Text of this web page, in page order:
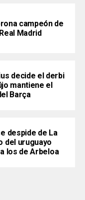
campeón de
Madrid
decide el derbi
mantiene el
Barça
despide de La
del uruguayo
los de Arbeloa